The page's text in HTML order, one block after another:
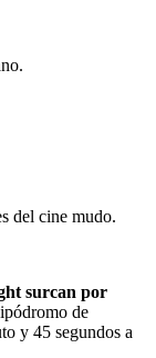
del cine mudo.
surcan por
de
y 45 segundos a